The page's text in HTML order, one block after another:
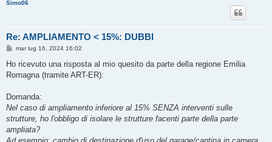
Simo06
Re: AMPLIAMENTO < 15%: DUBBI
M
s
a
i
o
mar lug 16, 2024 16:02
Ho ricevuto una risposta al mio quesito da parte della regione Emilia
Romagna (tramite ART-ER):
Domanda:
Nel caso di ampliamento inferiore al 15% SENZA interventi sulle
strutture, ho l'obbligo di isolare le strutture facenti parte della parte
ampliata?